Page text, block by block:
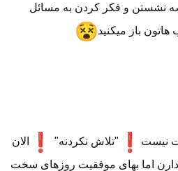
نشستن و فکر کردن به مسائل
باز میکنید
نیست "تلاش نکردنه"
الان
اما بهای موفقیت روزهای سخت